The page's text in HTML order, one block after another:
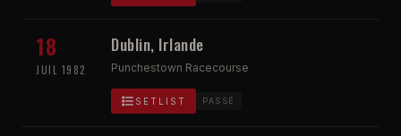
18
JUIL 1982
Dublin, Irlande
Punchestown Racecourse
SETLIST PASSÉ